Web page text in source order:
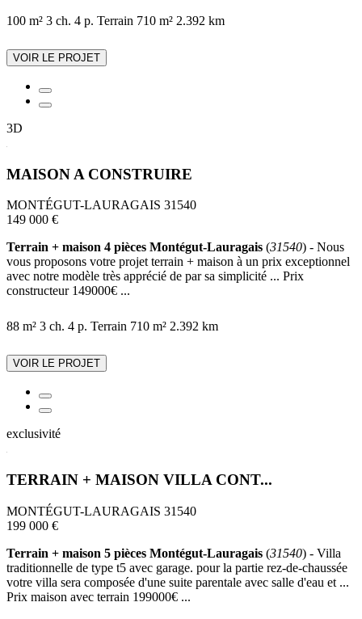
100 m² 3 ch. 4 p. Terrain 710 m² 2.392 km
VOIR LE PROJET
3D
MAISON A CONSTRUIRE
MONTÉGUT-LAURAGAIS 31540
149 000 €
Terrain + maison 4 pièces Montégut-Lauragais (31540) - Nous
vous proposons votre projet terrain + maison à un prix exceptionnel
avec notre modèle très apprécié de par sa simplicité ... Prix
constructeur 149000€ ...
88 m² 3 ch. 4 p. Terrain 710 m² 2.392 km
VOIR LE PROJET
exclusivité
TERRAIN + MAISON VILLA CONT...
MONTÉGUT-LAURAGAIS 31540
199 000 €
Terrain + maison 5 pièces Montégut-Lauragais (31540) - Villa
traditionnelle de type t5 avec garage. pour la partie rez-de-chaussée
votre villa sera composée d'une suite parentale avec salle d'eau et ...
Prix maison avec terrain 199000€ ...